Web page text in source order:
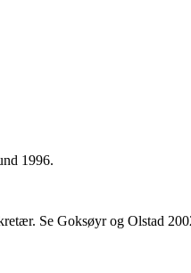
1996.
Se Goksøyr og Olstad